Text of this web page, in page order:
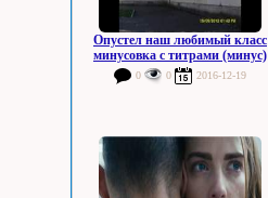
Опустел наш любимый класс
минусовка с титрами (минус)
0 0 2016-12-19